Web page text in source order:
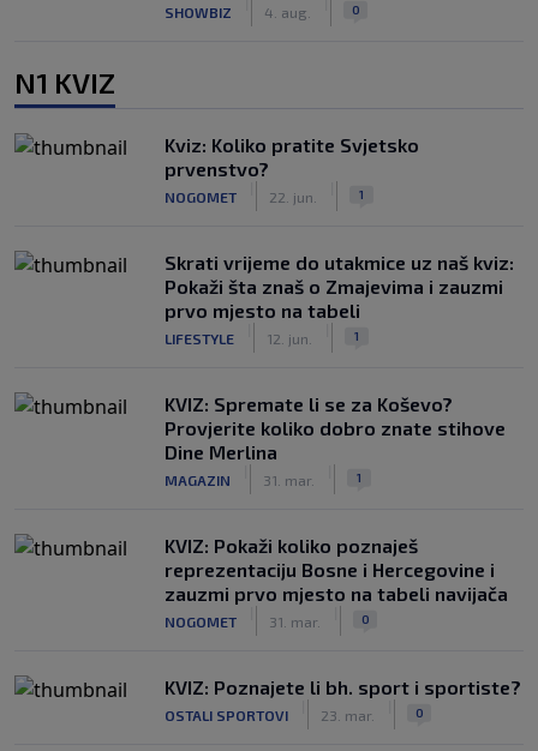
SHOWBIZ 4. aug. 0
N1 KVIZ
Kviz: Koliko pratite Svjetsko
prvenstvo?
NOGOMET 22. jun. 1
Skrati vrijeme do utakmice uz naš kviz:
Pokaži šta znaš o Zmajevima i zauzmi
prvo mjesto na tabeli
LIFESTYLE 12. jun. 1
KVIZ: Spremate li se za Koševo?
Provjerite koliko dobro znate stihove
Dine Merlina
MAGAZIN 31. mar. 1
KVIZ: Pokaži koliko poznaješ
reprezentaciju Bosne i Hercegovine i
zauzmi prvo mjesto na tabeli navijača
NOGOMET 31. mar. 0
KVIZ: Poznajete li bh. sport i sportiste?
OSTALI SPORTOVI 23. mar. 0